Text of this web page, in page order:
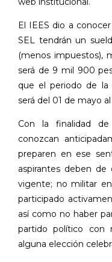
El IEES dio a
SEL tendrán un
(menos impuestos),
será de 9 mil 900
que el periodo de la
será del 01 de mayo al
Con la finalidad de
conozcan
preparen en ese
aspirantes deben de
vigente; no militar
participado
así como no haber
partido político con
alguna elección